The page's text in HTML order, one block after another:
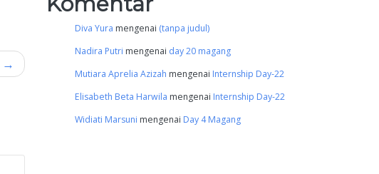
Diva Yura mengenai (tanpa judul)
Nadira Putri mengenai day 20 magang
Mutiara Aprelia Azizah mengenai Internship Day-22
Elisabeth Beta Harwila mengenai Internship Day-22
Widiati Marsuni mengenai Day 4 Magang